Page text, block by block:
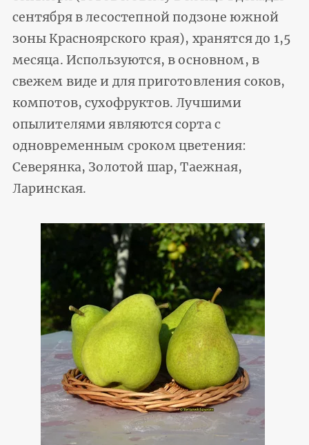
сентября в лесостепной подзоне южной
зоны Красноярского края), хранятся до 1,5
месяца. Используются, в основном, в
свежем виде и для приготовления соков,
компотов, сухофруктов. Лучшими
опылителями являются сорта с
одновременным сроком цветения:
Северянка, Золотой шар, Таежная,
Ларинская.